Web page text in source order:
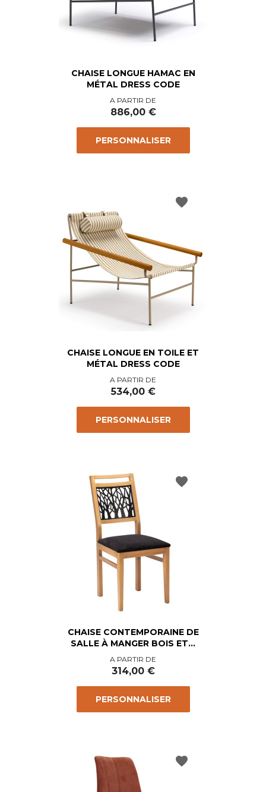
CHAISE LONGUE HAMAC EN
MÉTAL DRESS CODE
Prix
A PARTIR DE
886,00 €
PERSONNALISER
CHAISE LONGUE EN TOILE ET
MÉTAL DRESS CODE
Prix
A PARTIR DE
534,00 €
PERSONNALISER
favorite
CHAISE CONTEMPORAINE DE
SALLE À MANGER BOIS ET...
Prix
A PARTIR DE
314,00 €
PERSONNALISER
favorite
favorite